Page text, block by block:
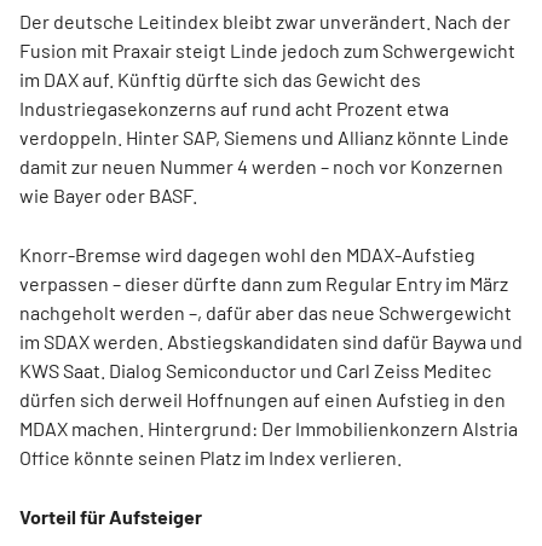
Der deutsche Leitindex bleibt zwar unverändert. Nach der
Fusion mit Praxair steigt Linde jedoch zum Schwergewicht
im DAX auf. Künftig dürfte sich das Gewicht des
Industriegasekonzerns auf rund acht Prozent etwa
verdoppeln. Hinter SAP, Siemens und Allianz könnte Linde
damit zur neuen Nummer 4 werden – noch vor Konzernen
wie Bayer oder BASF.
Knorr-Bremse wird dagegen wohl den MDAX-Aufstieg
verpassen – dieser dürfte dann zum Regular Entry im März
nachgeholt werden –, dafür aber das neue Schwergewicht
im SDAX werden. Abstiegskandidaten sind dafür Baywa und
KWS Saat. Dialog Semiconductor und Carl Zeiss Meditec
dürfen sich derweil Hoffnungen auf einen Aufstieg in den
MDAX machen. Hintergrund: Der Immobilienkonzern Alstria
Office könnte seinen Platz im Index verlieren.
Vorteil für Aufsteiger